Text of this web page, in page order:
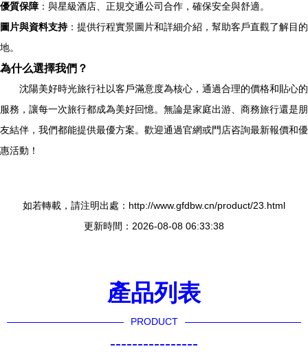
優質保障 ：與星級酒店、正規交通公司合作，確保安全與舒適。
圖片與資料支持：提供行程實景圖片和詳細介紹，幫助客戶直觀了解目的
地。
為什么選擇我們？
沈陽美好時光旅行社以客戶滿意度為核心，通過合理的價格和貼心的
服務，讓每一次旅行都成為美好回憶。無論是家庭出游、商務旅行還是朋
友結伴，我們都能提供最優方案。歡迎通過官網或門店咨詢最新報價和優
惠活動！
如若轉載，請注明出處：http://www.gfdbw.cn/product/23.html
更新時間：2026-08-08 06:33:38
產品列表
PRODUCT
----------------